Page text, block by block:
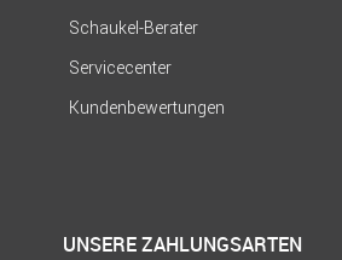
Schaukel-Berater
Servicecenter
Kundenbewertungen
UNSERE ZAHLUNGSARTEN